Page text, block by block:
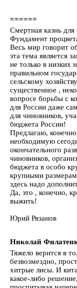
======
Смертная казнь
Фундамент
Весь мир говорит
эта тема является
не только в низких
правильном
сельскому
существенное ,
вопросе борьбы с
для России даже
для чиновников,
бюджета России!
Предлагаю,
необходимую
окончательного
чиновников,
бюджета в особо
крупными
здесь надо
Да, это , конечно,
выжить!
Юрий Рязанов
Николай
Тяжело верится в
безвозмездно,
хитрые лисы. И
какое-либо